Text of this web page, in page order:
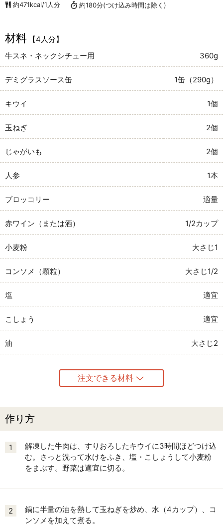
約471kcal/1人分 約180分(つけ込み時間は除く)
材料
【4人分】
牛スネ・ネックシチュー用
360g
デミグラスソース缶 1缶（290g）
キウイ 1個
玉ねぎ 2個
じゃがいも 2個
人参 1本
ブロッコリー 適量
赤ワイン（または酒） 1/2カップ
小麦粉 大さじ1
コンソメ（顆粒） 大さじ1/2
塩 適宜
こしょう 適宜
油 大さじ2
注文できる材料
作り方
1
解凍した牛肉は、すりおろしたキウイに3時間ほどつけ込
む。さっと洗って水けをふき、塩・こしょうして小麦粉
をまぶす。野菜は適宜に切る。
2
鍋に半量の油を熱して玉ねぎを炒め、水（4カップ）、コ
ンソメを加えて煮る。